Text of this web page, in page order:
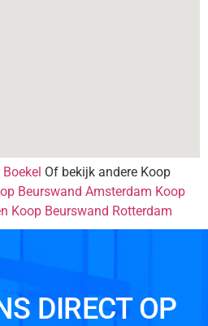
Of bekijk andere Koop
Beurswand Amsterdam Koop
Koop Beurswand Rotterdam
DIRECT OP